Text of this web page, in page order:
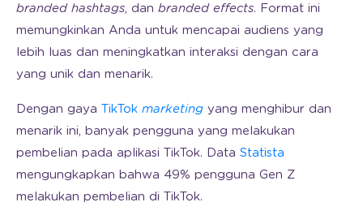
branded hashtags, dan branded effects. Format ini
memungkinkan Anda untuk mencapai audiens yang
lebih luas dan meningkatkan interaksi dengan cara
yang unik dan menarik.
Dengan gaya TikTok marketing yang menghibur dan
menarik ini, banyak pengguna yang melakukan
pembelian pada aplikasi TikTok. Data Statista
mengungkapkan bahwa 49% pengguna Gen Z
melakukan pembelian di TikTok.